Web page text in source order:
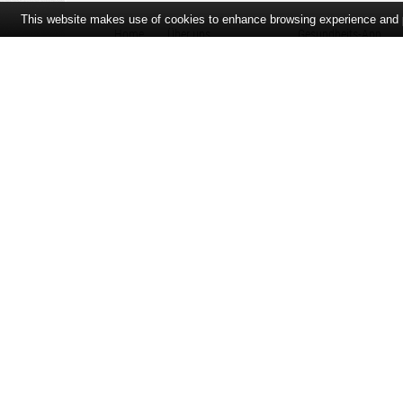
Home Über uns Gesundheits-App
This website makes use of cookies to enhance browsing experience